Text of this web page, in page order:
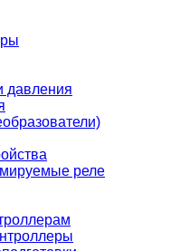
давления
реле